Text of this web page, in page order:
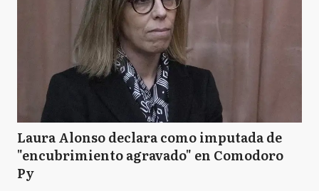
Laura Alonso declara como imputada de
"encubrimiento agravado" en Comodoro
Py